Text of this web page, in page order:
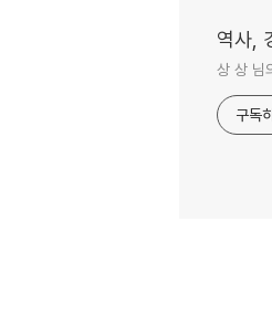
역사,
상 상 님
구독